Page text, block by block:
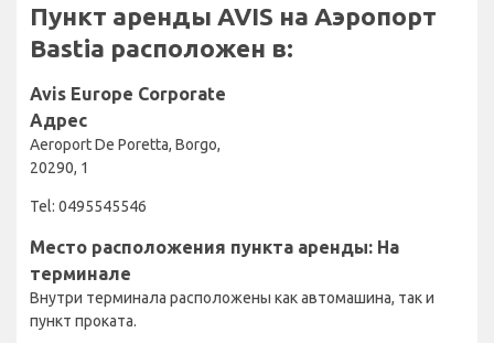
Пункт аренды AVIS на Аэропорт
Bastia расположен в:
Avis Europe Corporate
Адрес
Aeroport De Poretta, Borgo,
20290, 1
Tel: 0495545546
Место расположения пункта аренды: На
терминале
Внутри терминала расположены как автомашина, так и
пункт проката.